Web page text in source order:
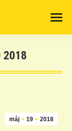
2018
máj 19 2018